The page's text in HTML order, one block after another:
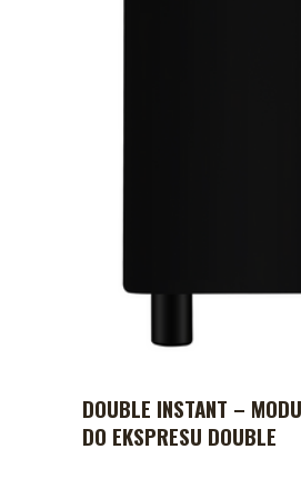
DOUBLE INSTANT –
DO EKSPRESU DOUBLE